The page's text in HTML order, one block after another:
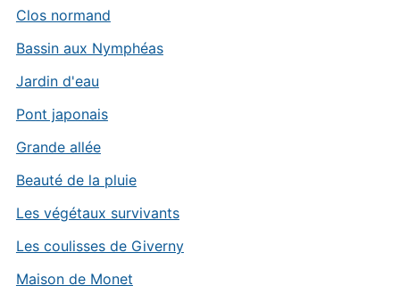
Clos normand
Bassin aux Nymphéas
Jardin d'eau
Pont japonais
Grande allée
Beauté de la pluie
Les végétaux survivants
Les coulisses de Giverny
Maison de Monet